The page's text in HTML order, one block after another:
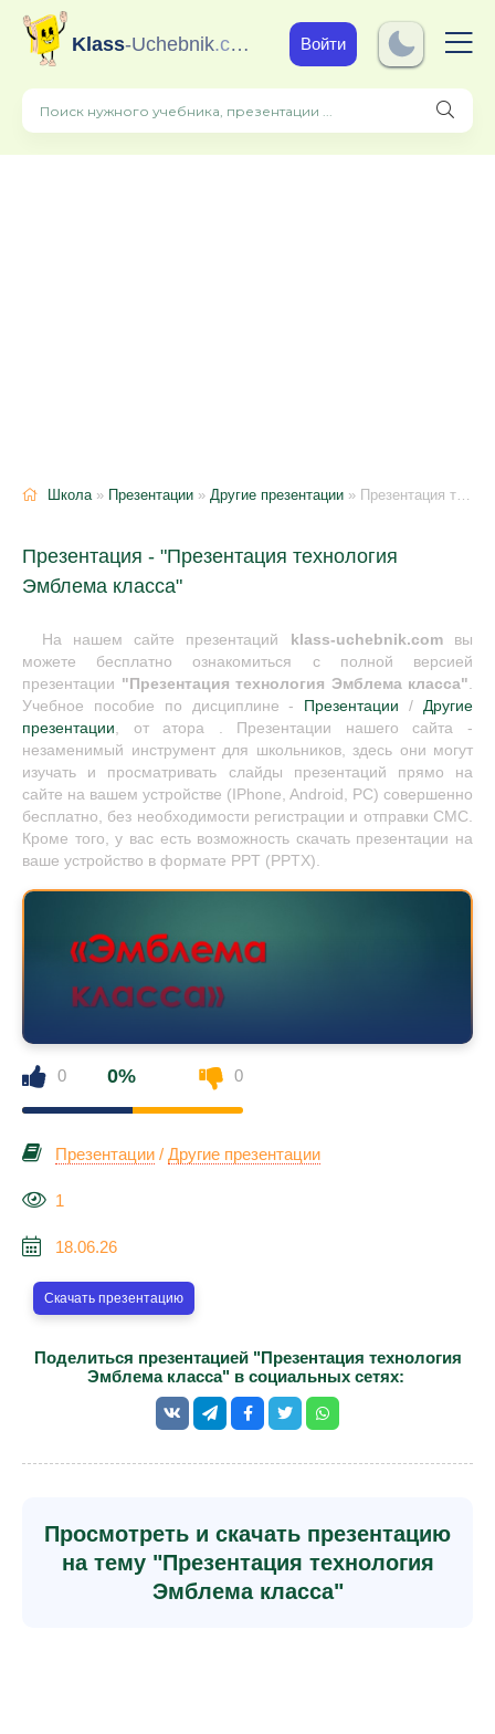
Klass-Uchebnik.com Войти
Школа» Презентации » Другие презентации » Презентация технология Эмблема класса
Презентация - "Презентация технология
Эмблема класса"
На нашем сайте презентаций klass-uchebnik.comвы
можете бесплатно ознакомиться с полной версией
презентации "Презентация технология Эмблема класса".
Учебное пособие по дисциплине -
Презентации /Другие
презентации, от атора . Презентации нашего сайта -
незаменимый инструмент для школьников, здесь они могут
изучать и просматривать слайды презентаций прямо на
сайте на вашем устройстве (IPhone, Android, PC) совершенно
бесплатно, без необходимости регистрации и отправки СМС.
Кроме того, у вас есть возможность скачать презентации на
ваше устройство в формате PPT (PPTX).
0 0% 0
Презентации / Другие презентации
1
18.06.26
Скачать презентацию
Поделиться презентацией "Презентация технология
Эмблема класса" в социальных сетях:
Просмотреть и скачать презентацию
на тему "Презентация технология
Эмблема класса"